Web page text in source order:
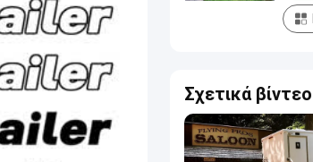
Σχετικά βίντεο